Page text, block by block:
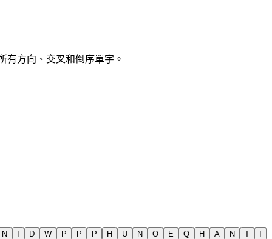
有方向、交叉和倒序單字。
N I D W P P P H U N O E Q H A N T
I